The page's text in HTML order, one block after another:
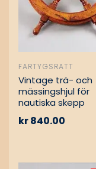
FARTYGSRATT
Vintage trä- och
mässingshjul för
nautiska skepp
kr840.00